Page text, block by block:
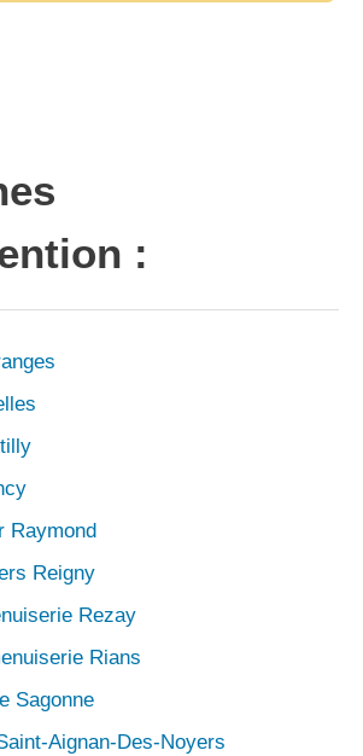
:
Raymond
Reigny
Rezay
Rians
Sagonne
Aignan-Des-Noyers